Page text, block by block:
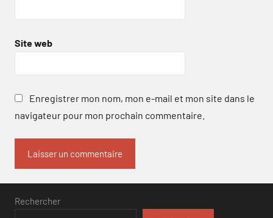
Site web
Enregistrer mon nom, mon e-mail et mon site dans le
navigateur pour mon prochain commentaire.
Rechercher